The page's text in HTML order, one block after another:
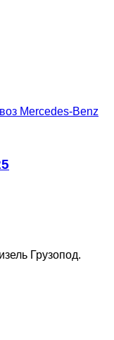
Mercedes-Benz
Грузопод.